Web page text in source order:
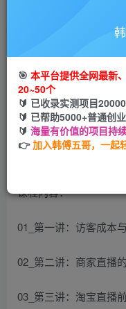
金币
您当前
课程内容：
01_第一讲：访客成本
02_第二讲：商家直播
03_第三讲：淘宝直播
🎯 本平台提供全网最新
20~50个
🔰 已收录实测项目
🔰 已帮助5000+普通创
🔰 海量有价值的项目持
👉加入韩傅五哥，一起